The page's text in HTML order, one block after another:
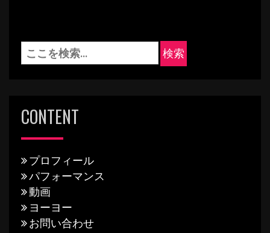
CONTENT
プロフィール
パフォーマンス
動画
ヨーヨー
お問い合わせ